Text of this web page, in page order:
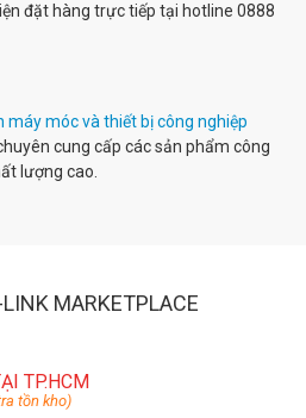
đặt hàng trực tiếp tại hotline 0888
máy móc và thiết bị công nghiệp
cung cấp các sản phẩm công
lượng cao.
MARKETPLACE
TP.HCM
tồn kho)